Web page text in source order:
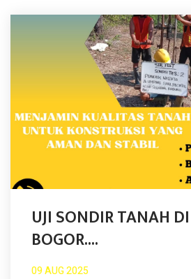
UJI SONDIR TANAH
BOGOR....
09 AUG 2025